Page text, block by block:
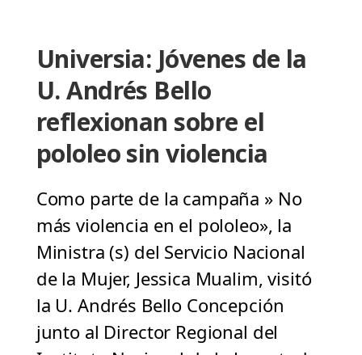
Universia: Jóvenes de la
U. Andrés Bello
reflexionan sobre el
pololeo sin violencia
Como parte de la campaña » No
más violencia en el pololeo», la
Ministra (s) del Servicio Nacional
de la Mujer, Jessica Mualim, visitó
la U. Andrés Bello Concepción
junto al Director Regional del